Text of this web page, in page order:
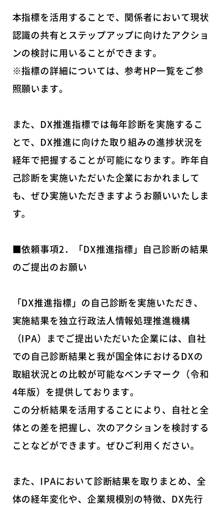
本指標を活用することで、関係者において現状
認識の共有とステップアップに向けたアクショ
ンの検討に用いることができます。
※指標の詳細については、参考HP一覧をご参
照願います。
また、DX推進指標では毎年診断を実施するこ
とで、DX推進に向けた取り組みの進捗状況を
経年で把握することが可能になります。昨年自
己診断を実施いただいた企業におかれまして
も、ぜひ実施いただきますようお願いいたしま
す。
■依頼事項2．「DX推進指標」自己診断の結果
のご提出のお願い
「DX推進指標」の自己診断を実施いただき、
実施結果を独立行政法人情報処理推進機構
（IPA）までご提出いただいた企業には、自社
での自己診断結果と我が国全体におけるDXの
取組状況との比較が可能なベンチマーク（令和
4年版）を提供しております。
この分析結果を活用することにより、自社と全
体との差を把握し、次のアクションを検討する
ことなどができます。ぜひご利用ください。
また、IPAにおいて診断結果を取りまとめ、全
体の経年変化や、企業規模別の特徴、DX先行